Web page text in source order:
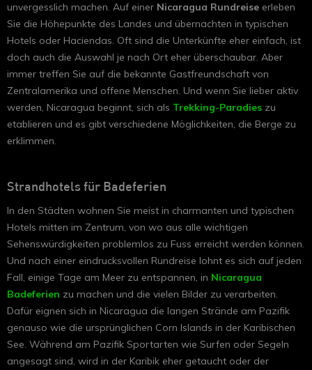
unvergesslich machen. Auf einer Nicaragua Rundreise erleben
Sie die Höhepunkte des Landes und übernachten in typischen
Hotels oder Haciendas. Oft sind die Unterkünfte eher einfach, ist
doch auch die Auswahl je nach Ort eher überschaubar. Aber
immer treffen Sie auf die bekannte Gastfreundschaft von
Zentralamerika und offene Menschen. Und wenn Sie lieber aktiv
werden, Nicaragua beginnt, sich als Trekking-Paradies zu
etablieren und es gibt verschiedene Möglichkeiten, die Berge zu
erklimmen.
Strandhotels für Badeferien
In den Städten wohnen Sie meist in charmanten und typischen
Hotels mitten im Zentrum, von wo aus alle wichtigen
Sehenswürdigkeiten problemlos zu Fuss erreicht werden können.
Und nach einer eindrucksvollen Rundreise lohnt es sich auf jeden
Fall, einige Tage am Meer zu entspannen, in Nicaragua
Badeferien zu machen und die vielen Bilder zu verarbeiten.
Dafür eignen sich in Nicaragua die langen Strände am Pazifik
genauso wie die ursprünglichen Corn Islands in der Karibischen
See. Während am Pazifik Sportarten wie Surfen oder Segeln
angesagt sind, wird in der Karibik eher getaucht oder der